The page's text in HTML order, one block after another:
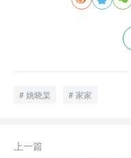
姚晓棠 家家
上一篇